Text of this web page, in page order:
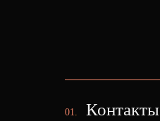
01. Контакты